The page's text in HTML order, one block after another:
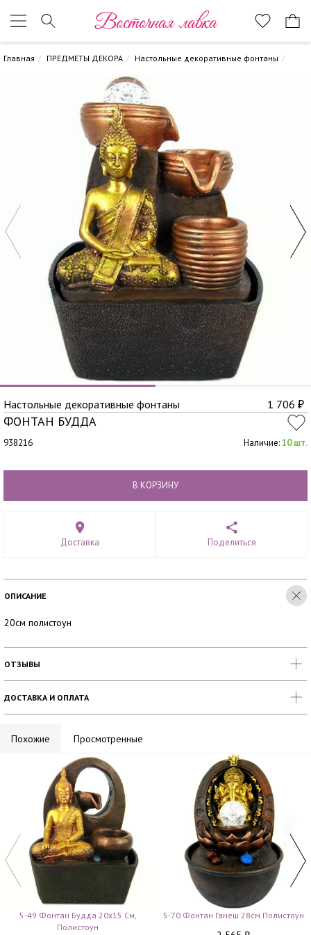
Восточная лавка
Главная ПРЕДМЕТЫ ДЕКОРА Настольные декоративные фонтаны
Настольные декоративные фонтаны 1 706 ₽
ФОНТАН БУДДА
938216 Наличие:10 шт.
В КОРЗИНУ
Доставка Поделиться
ОПИСАНИЕ
20см полистоун
ОТЗЫВЫ
ДОСТАВКА И ОПЛАТА
Похожие Просмотренные
5-49 Фонтан Будда 20х15 См,
Полистоун
5-70 Фонтан Ганеш 28см Полистоун